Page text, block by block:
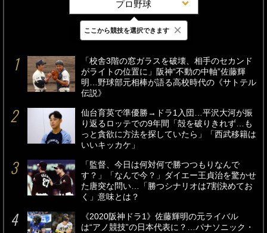
プロ野球
最新 24時間 週間
「校舎3階の窓ガラスを破壊、相手のセカンド
がライトの位置に」阪神“不動の中軸”佐藤輝
明…野球部元相棒が語る高校時代の《サトテル
伝説》
仙台育英で準優勝→ドラ1入団…平沢大河が振
り返るロッテでの9年間「殻を破りきれず…も
っと貪欲に方法を探していたら」「西武移籍は
いいキッカケ」
「監督、今日は何対何で勝つつもりなんで
す？」「なんで今？」ダイエー王貞治を驚かせ
た唐突な問い…「勝つシナリオは7割決めてお
く」意味とは？
《2020阪神ドラ1》佐藤輝明の元ライバル
は“アノ競技”の日本代表に？…パナソニック・
ここから競技を選択できます ×